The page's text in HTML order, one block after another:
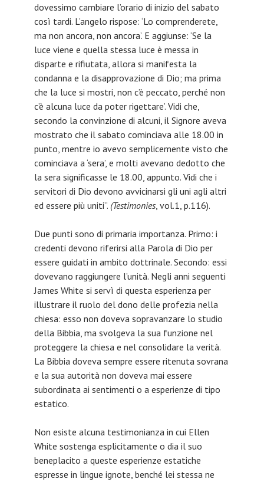
dovessimo cambiare l’orario di inizio del sabato
così tardi. L’angelo rispose: ‘Lo comprenderete,
ma non ancora, non ancora’. E aggiunse: ‘Se la
luce viene e quella stessa luce è messa in
disparte e rifiutata, allora si manifesta la
condanna e la disapprovazione di Dio; ma prima
che la luce si mostri, non c’è peccato, perché non
c’è alcuna luce da poter rigettare’. Vidi che,
secondo la convinzione di alcuni, il Signore aveva
mostrato che il sabato cominciava alle 18.00 in
punto, mentre io avevo semplicemente visto che
cominciava a ‘sera’, e molti avevano dedotto che
la sera significasse le 18.00, appunto. Vidi che i
servitori di Dio devono avvicinarsi gli uni agli altri
ed essere più uniti”. (Testimonies, vol.1, p.116).
Due punti sono di primaria importanza. Primo: i
credenti devono riferirsi alla Parola di Dio per
essere guidati in ambito dottrinale. Secondo: essi
dovevano raggiungere l’unità. Negli anni seguenti
James White si servì di questa esperienza per
illustrare il ruolo del dono delle profezia nella
chiesa: esso non doveva sopravanzare lo studio
della Bibbia, ma svolgeva la sua funzione nel
proteggere la chiesa e nel consolidare la verità.
La Bibbia doveva sempre essere ritenuta sovrana
e la sua autorità non doveva mai essere
subordinata ai sentimenti o a esperienze di tipo
estatico.
Non esiste alcuna testimonianza in cui Ellen
White sostenga esplicitamente o dia il suo
beneplacito a queste esperienze estatiche
espresse in lingue ignote, benché lei stessa ne